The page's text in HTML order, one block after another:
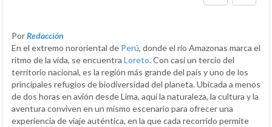
PorRedacción
En el extremo nororiental de Perú, donde el río Amazonas marca el
ritmo de la vida, se encuentra Loreto. Con casi un tercio del
territorio nacional, es la región más grande del país y uno de los
principales refugios de biodiversidad del planeta. Ubicada a menos
de dos horas en avión desde Lima, aquí la naturaleza, la cultura y la
aventura conviven en un mismo escenario para ofrecer una
experiencia de viaje auténtica, en la que cada recorrido permite